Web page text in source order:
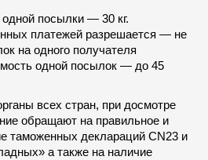
посылки — 30 кг.
платежей разрешается — не
на одного получателя
одной посылок — до 45
всех стран, при досмотре
обращают на правильное и
таможенных деклараций CN23 и
а также на наличие